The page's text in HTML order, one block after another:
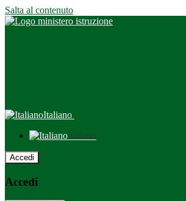
Salta al contenuto
Italiano
Italiano
Accedi
Accedi